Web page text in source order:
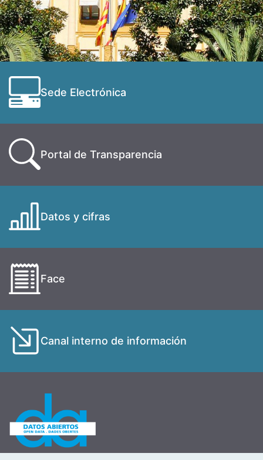
Sede Electrónica
Portal de Transparencia
Datos y cifras
Face
Canal interno de información